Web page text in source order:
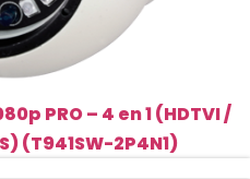
PRO – 4 en 1 (HDTVI /
(T941SW-2P4N1)